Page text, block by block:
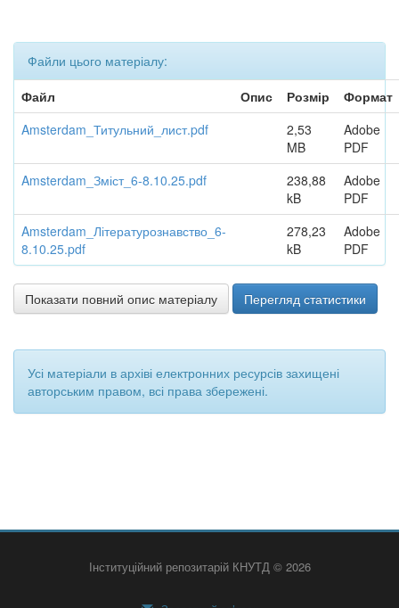
Файли цього матеріалу:
Файл
Опис Розмір
Формат
Amsterdam_Титульний_лист.pdf
2,53
MB
Adobe
PDF
Amsterdam_Зміст_6-8.10.25.pdf
238,88
kB
Adobe
PDF
Amsterdam_Літературознавство_6-
8.10.25.pdf
278,23
kB
Adobe
PDF
Показати повний опис матеріалу Перегляд статистики
Усі матеріали в архіві електронних ресурсів захищені
авторським правом, всі права збережені.
Інституційний репозитарій КНУТД © 2026